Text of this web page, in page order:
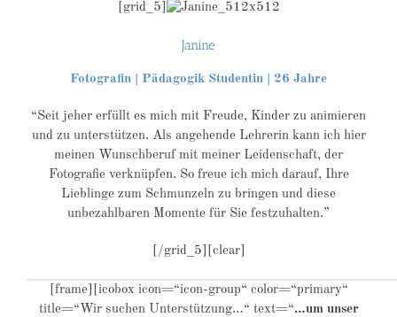
[grid_5]
Janine
Fotografin | Pädagogik Studentin | 26 Jahre
“Seit jeher erfüllt es mich mit Freude, Kinder zu animieren
und zu unterstützen. Als angehende Lehrerin kann ich hier
meinen Wunschberuf mit meiner Leidenschaft, der
Fotografie verknüpfen. So freue ich mich darauf, Ihre
Lieblinge zum Schmunzeln zu bringen und diese
unbezahlbaren Momente für Sie festzuhalten.”
[/grid_5][clear]
[frame][icobox icon=“icon-group“ color=“primary“
title=“Wir suchen Unterstützung…“ text=“…umunser